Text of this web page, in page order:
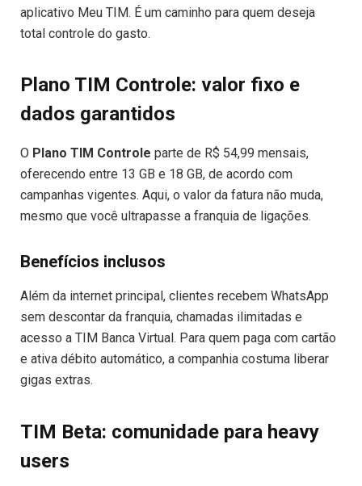
aplicativo Meu TIM. É um caminho para quem deseja
total controle do gasto.
Plano TIM Controle: valor fixo e
dados garantidos
O Plano TIM Controle parte de R$ 54,99 mensais,
oferecendo entre 13 GB e 18 GB, de acordo com
campanhas vigentes. Aqui, o valor da fatura não muda,
mesmo que você ultrapasse a franquia de ligações.
Benefícios inclusos
Além da internet principal, clientes recebem WhatsApp
sem descontar da franquia, chamadas ilimitadas e
acesso a TIM Banca Virtual. Para quem paga com cartão
e ativa débito automático, a companhia costuma liberar
gigas extras.
TIM Beta: comunidade para heavy
users